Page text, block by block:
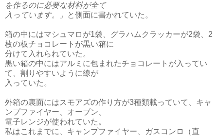
を作るのに必要な材料が全て
入っています。」
と側面に書かれていた。
箱の中にはマシュマロが1袋、グラハムクラッカーが2袋、2
枚の板チョコレートが黒い箱に
分けて入れられていた。
黒い箱の中にはアルミに包まれたチョコレートが入ってい
て、割りやすいように線が
入っていた。
外箱の裏面にはスモアズの作り方が3種類載っていて、キャ
ンプファイヤー、オーブン、
電子レンジが使われていた。
私はこれまでに、キャンプファイヤー、ガスコンロ（直